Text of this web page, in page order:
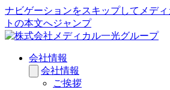
ナビゲーションをスキップしてメデ
トの本文へジャンプ
会社情報
会社情報
ご挨拶